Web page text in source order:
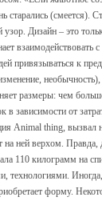
(смеется).
Дизайн – это
привязываться к
размеры: чем
в зависимости от
Animal thing, вызвал
ней верхом. Правда,
110 килограмм на
форму.